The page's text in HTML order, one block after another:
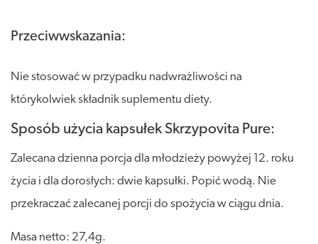
Przeciwwskazania:
Nie stosować w przypadku nadwrażliwości na
którykolwiek składnik suplementu diety.
Sposób użycia kapsułek Skrzypovita Pure:
Zalecana dzienna porcja dla młodzieży powyżej 12. roku
życia i dla dorosłych: dwie kapsułki. Popić wodą. Nie
przekraczać zalecanej porcji do spożycia w ciągu dnia.
Masa netto: 27,4g.